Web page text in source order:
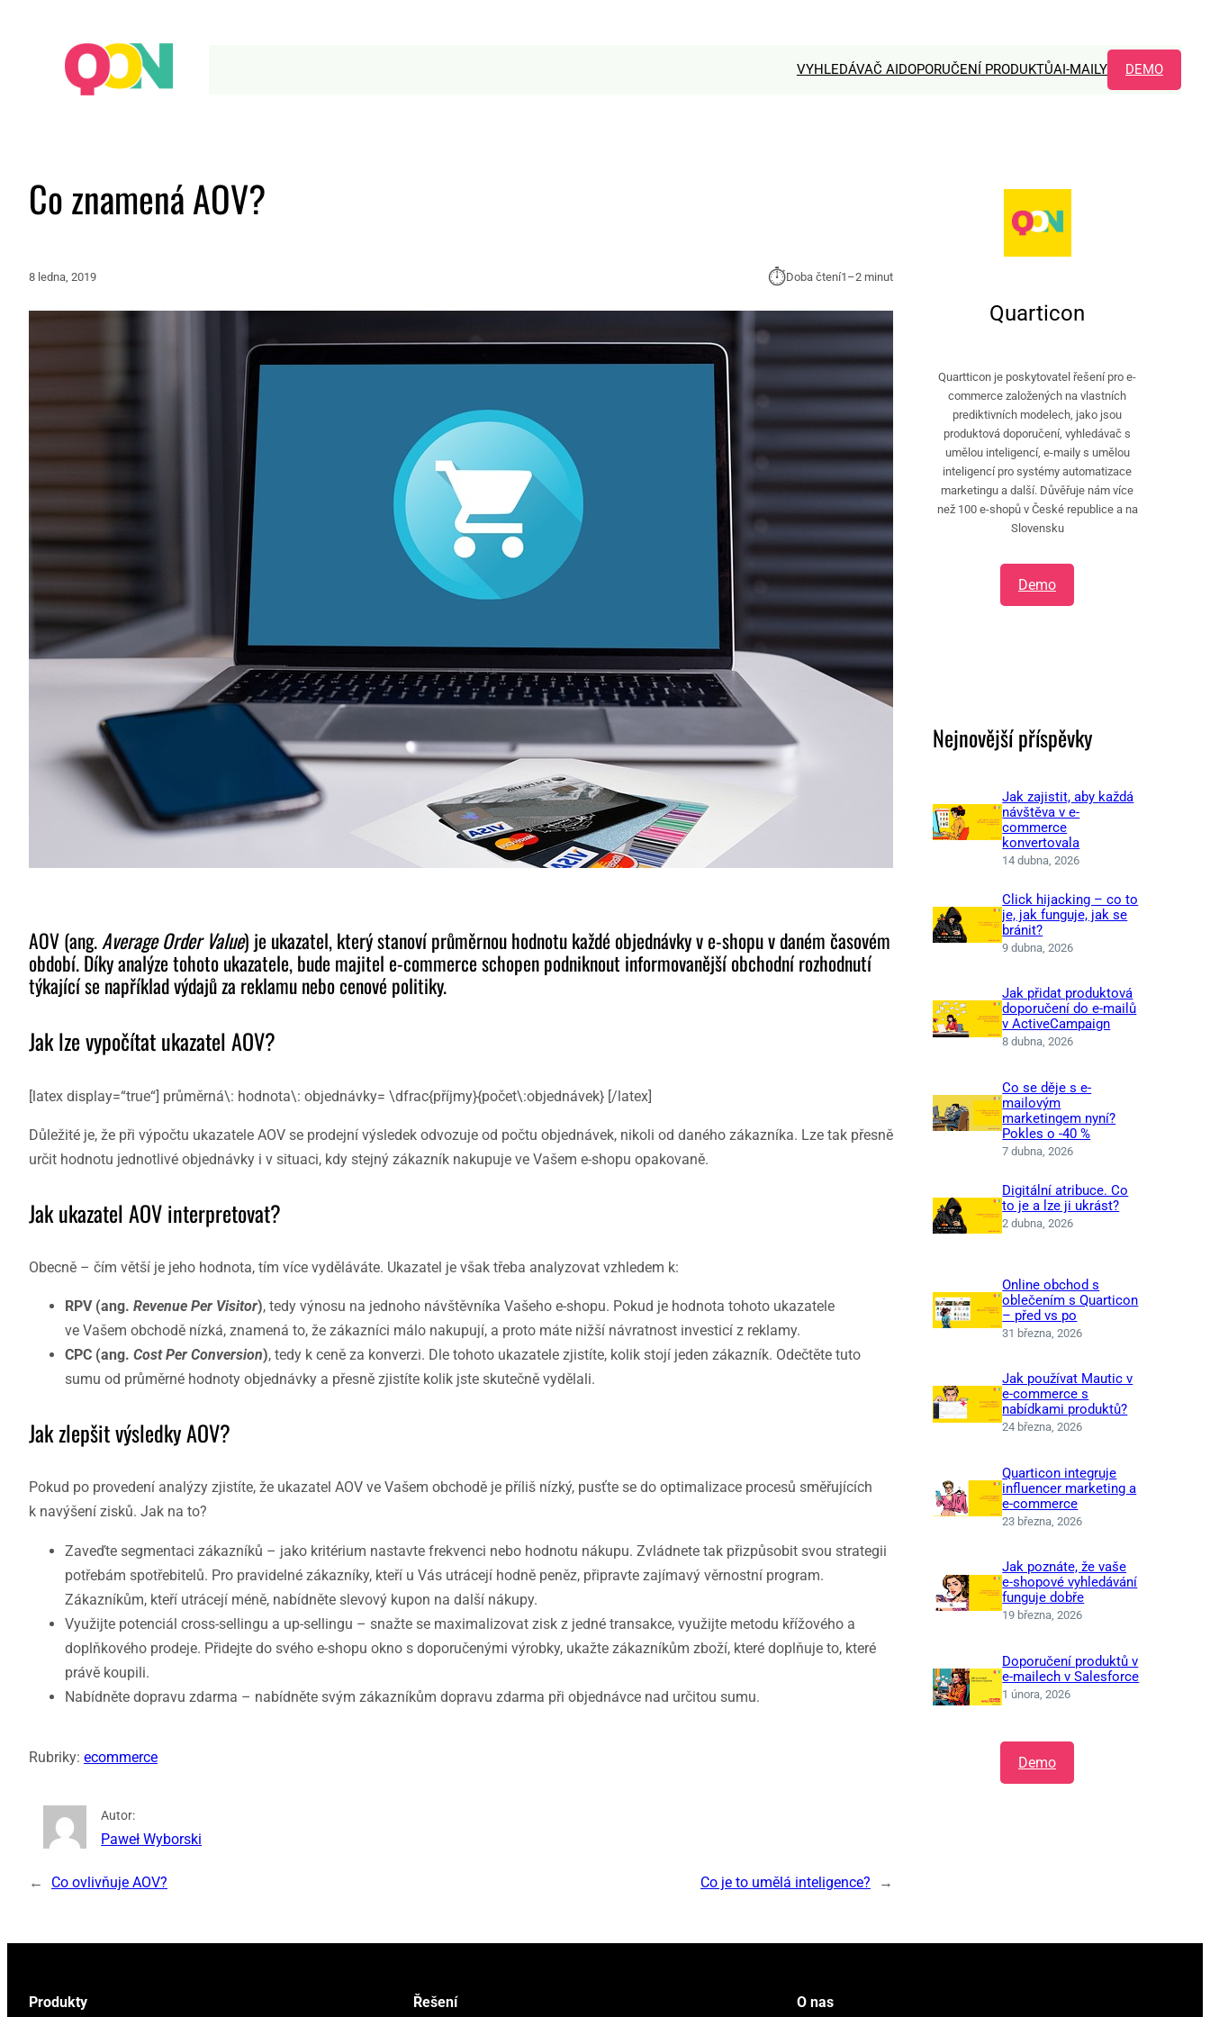
VYHLEDÁVAČ AIDOPORUČENÍ PRODUKTŮAI-MAILY DEMO
Co znamená AOV?
8 ledna, 2019 ⏱︎Doba čtení1–2 minut
AOV (ang.Average Order Value) je ukazatel, který stanoví průměrnou hodnotu každé objednávky v e-shopu v daném časovém
období. Díky analýze tohoto ukazatele, bude majitel e-commerce schopen podniknout informovanější obchodní rozhodnutí
týkající se například výdajů za reklamu nebo cenové politiky.
Jak lze vypočítat ukazatel AOV?
[latex display=“true“] průměrná\: hodnota\: objednávky= \dfrac{příjmy}{počet\:objednávek} [/latex]
Důležité je, že při výpočtu ukazatele AOV se prodejní výsledek odvozuje od počtu objednávek, nikoli od daného zákazníka. Lze tak přesně
určit hodnotu jednotlivé objednávky i v situaci, kdy stejný zákazník nakupuje ve Vašem e-shopu opakovaně.
Jak ukazatel AOV interpretovat?
Obecně – čím větší je jeho hodnota, tím více vyděláváte. Ukazatel je však třeba analyzovat vzhledem k:
RPV (ang. Revenue Per Visitor), tedy výnosu na jednoho návštěvníka Vašeho e-shopu. Pokud je hodnota tohoto ukazatele
ve Vašem obchodě nízká, znamená to, že zákazníci málo nakupují, a proto máte nižší návratnost investicí z reklamy.
CPC (ang. Cost Per Conversion), tedy k ceně za konverzi. Dle tohoto ukazatele zjistíte, kolik stojí jeden zákazník. Odečtěte tuto
sumu od průměrné hodnoty objednávky a přesně zjistíte kolik jste skutečně vydělali.
Jak zlepšit výsledky AOV?
Pokud po provedení analýzy zjistíte, že ukazatel AOV ve Vašem obchodě je příliš nízký, pusťte se do optimalizace procesů směřujících
k navýšení zisků. Jak na to?
Zaveďte segmentaci zákazníků – jako kritérium nastavte frekvenci nebo hodnotu nákupu. Zvládnete tak přizpůsobit svou strategii
potřebám spotřebitelů. Pro pravidelné zákazníky, kteří u Vás utrácejí hodně peněz, připravte zajímavý věrnostní program.
Zákazníkům, kteří utrácejí méně, nabídněte slevový kupon na další nákupy.
Využijte potenciál cross-sellingu a up-sellingu – snažte se maximalizovat zisk z jedné transakce, využijte metodu křížového a
doplňkového prodeje. Přidejte do svého e-shopu okno s doporučenými výrobky, ukažte zákazníkům zboží, které doplňuje to, které
právě koupili.
Nabídněte dopravu zdarma – nabídněte svým zákazníkům dopravu zdarma při objednávce nad určitou sumu.
Rubriky: ecommerce
Autor:
Paweł Wyborski
← Co ovlivňuje AOV? Co je to umělá inteligence? →
Quarticon
Quartticon je poskytovatel řešení pro e-
commerce založených na vlastních
prediktivních modelech, jako jsou
produktová doporučení, vyhledávač s
umělou inteligencí, e-maily s umělou
inteligencí pro systémy automatizace
marketingu a další. Důvěřuje nám více
než 100 e-shopů v České republice a na
Slovensku
Demo
Nejnovější příspěvky
Jak zajistit, aby každá
návštěva v e-
commerce
konvertovala
14 dubna, 2026
Click hijacking – co to
je, jak funguje, jak se
bránit?
9 dubna, 2026
Jak přidat produktová
doporučení do e-mailů
v ActiveCampaign
8 dubna, 2026
Co se děje s e-
mailovým
marketingem nyní?
Pokles o -40 %
7 dubna, 2026
Digitální atribuce. Co
to je a lze ji ukrást?
2 dubna, 2026
Online obchod s
oblečením s Quarticon
– před vs po
31 března, 2026
Jak používat Mautic v
e-commerce s
nabídkami produktů?
24 března, 2026
Quarticon integruje
influencer marketing a
e-commerce
23 března, 2026
Jak poznáte, že vaše
e‑shopové vyhledávání
funguje dobře
19 března, 2026
Doporučení produktů v
e-mailech v Salesforce
1 února, 2026
Demo
Produkty Řešení O nas